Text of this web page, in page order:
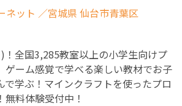
ネット ／宮城県 仙台市青葉区
全国3,285教室以上の小学生向けプ
ゲーム感覚で学べる楽しい教材でお子
で学ぶ！マインクラフトを使ったプロ
料体験受付中！